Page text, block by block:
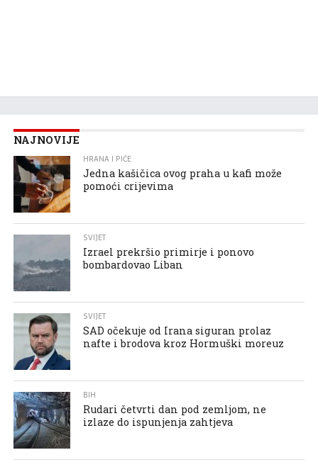
NAJNOVIJE
HRANA I PIĆE
Jedna kašičica ovog praha u kafi može
pomoći crijevima
SVIJET
Izrael prekršio primirje i ponovo
bombardovao Liban
SVIJET
SAD očekuje od Irana siguran prolaz
nafte i brodova kroz Hormuški moreuz
BIH
Rudari četvrti dan pod zemljom, ne
izlaze do ispunjenja zahtjeva